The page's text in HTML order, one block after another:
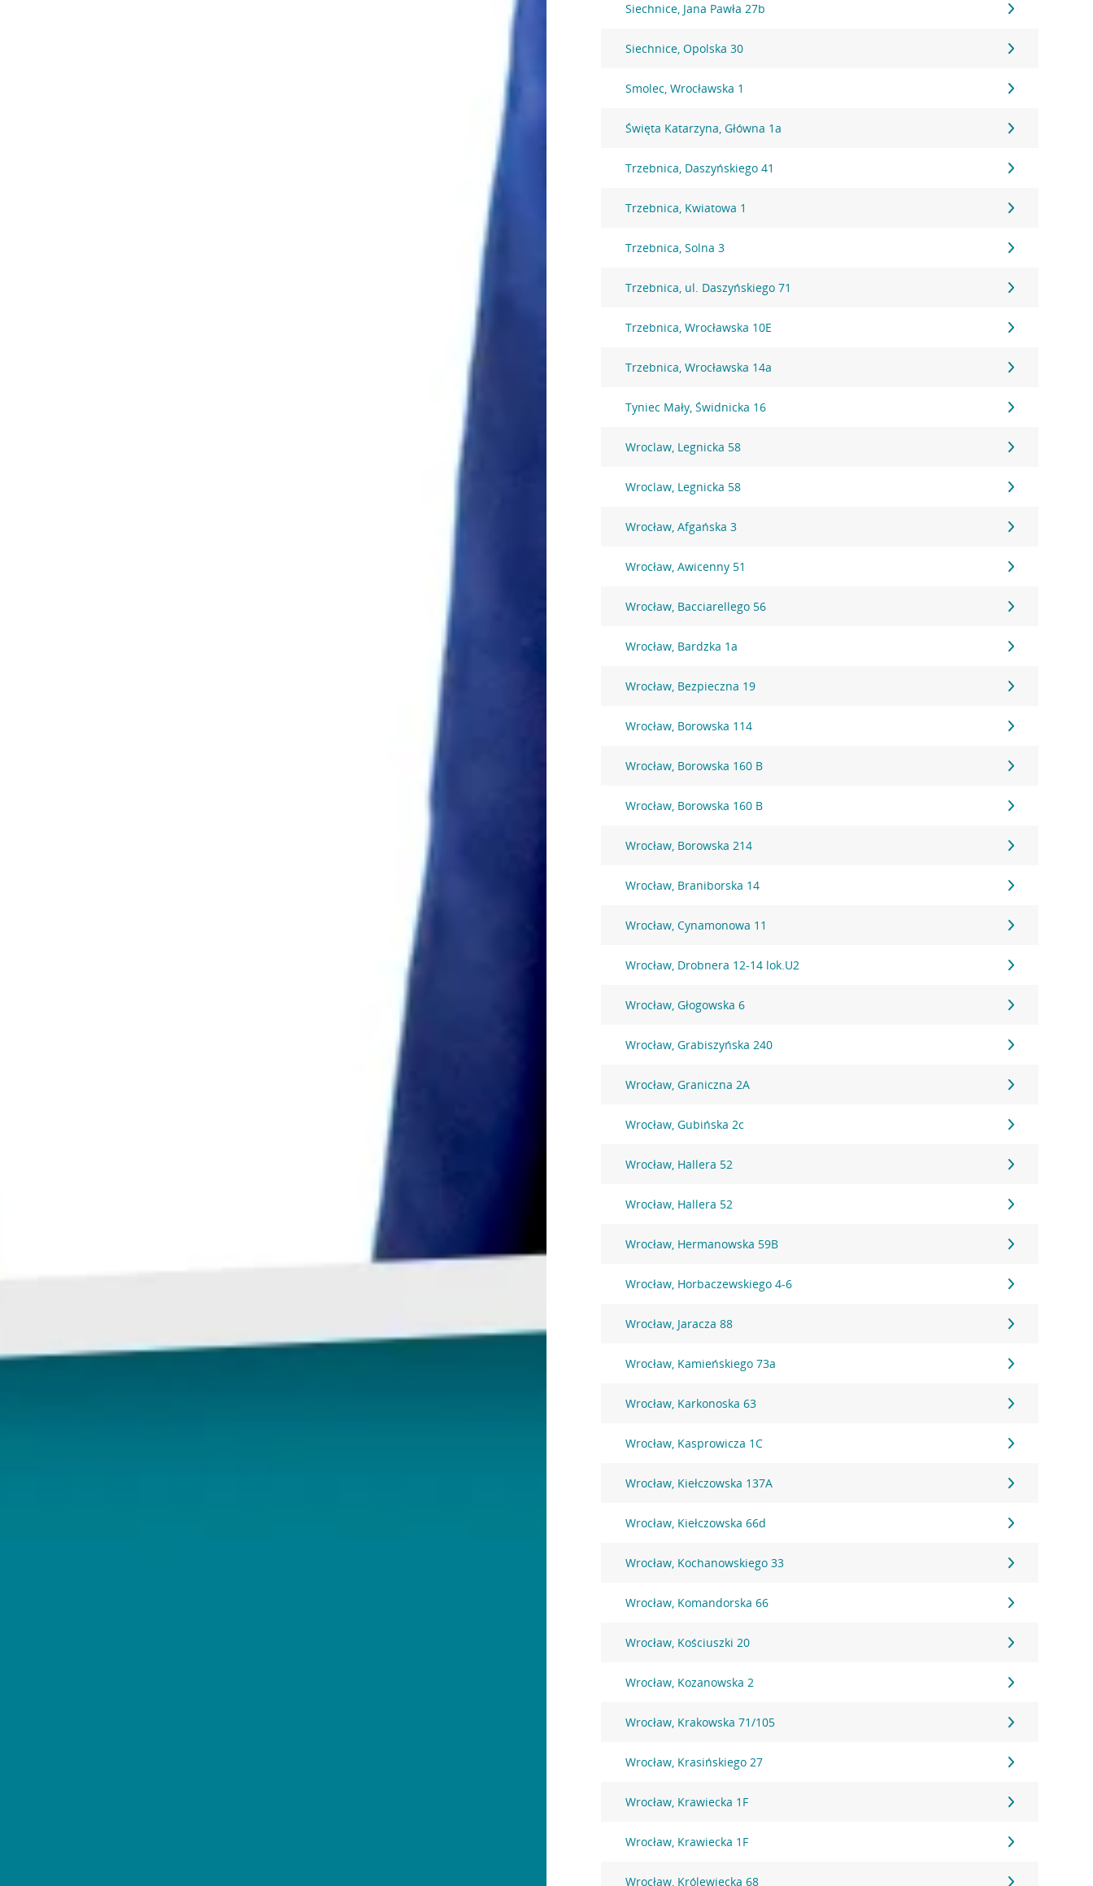
Siechnice, Jana Pawła 27b
Siechnice, Opolska 30
Smolec, Wrocławska 1
Święta Katarzyna, Główna 1a
Trzebnica, Daszyńskiego 41
Trzebnica, Kwiatowa 1
Trzebnica, Solna 3
Trzebnica, ul. Daszyńskiego 71
Trzebnica, Wrocławska 10E
Trzebnica, Wrocławska 14a
Tyniec Mały, Świdnicka 16
Wroclaw, Legnicka 58
Wroclaw, Legnicka 58
Wrocław, Afgańska 3
Wrocław, Awicenny 51
Wrocław, Bacciarellego 56
Wrocław, Bardzka 1a
Wrocław, Bezpieczna 19
Wrocław, Borowska 114
Wrocław, Borowska 160 B
Wrocław, Borowska 160 B
Wrocław, Borowska 214
Wrocław, Braniborska 14
Wrocław, Cynamonowa 11
Wrocław, Drobnera 12-14 lok.U2
Wrocław, Głogowska 6
Wrocław, Grabiszyńska 240
Wrocław, Graniczna 2A
Wrocław, Gubińska 2c
Wrocław, Hallera 52
Wrocław, Hallera 52
Wrocław, Hermanowska 59B
Wrocław, Horbaczewskiego 4-6
Wrocław, Jaracza 88
Wrocław, Kamieńskiego 73a
Wrocław, Karkonoska 63
Wrocław, Kasprowicza 1C
Wrocław, Kiełczowska 137A
Wrocław, Kiełczowska 66d
Wrocław, Kochanowskiego 33
Wrocław, Komandorska 66
Wrocław, Kościuszki 20
Wrocław, Kozanowska 2
Wrocław, Krakowska 71/105
Wrocław, Krasińskiego 27
Wrocław, Krawiecka 1F
Wrocław, Krawiecka 1F
Wrocław, Królewiecka 68